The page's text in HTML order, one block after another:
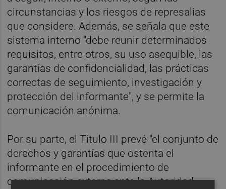
circunstancias y los riesgos de represalias
que considere. Además, se señala que este
sistema interno "debe reunir determinados
requisitos, entre otros, su uso asequible, las
garantías de confidencialidad, las prácticas
correctas de seguimiento, investigación y
protección del informante", y se permite la
comunicación anónima.
Por su parte, el Título III prevé "el conjunto de
derechos y garantías que ostenta el
informante en el procedimiento de
comunicación externa ante la Autoridad